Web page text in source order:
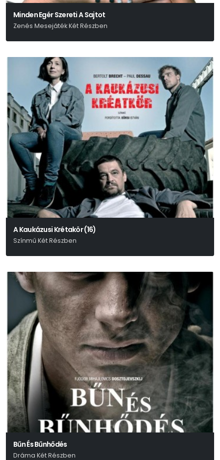
Minden Egér Szereti A Sajtot
Zenés Mesejáték Két Részben
A Kaukázusi Krétakör (16)
Színmű Két Részben
Bűn És Bűnhődés
Dráma Két Részben